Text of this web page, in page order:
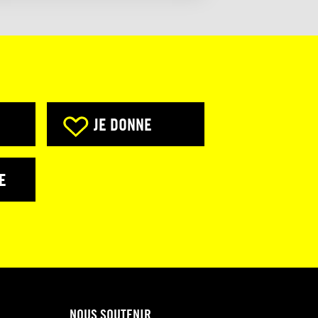
JE DONNE
NOUS SOUTENIR